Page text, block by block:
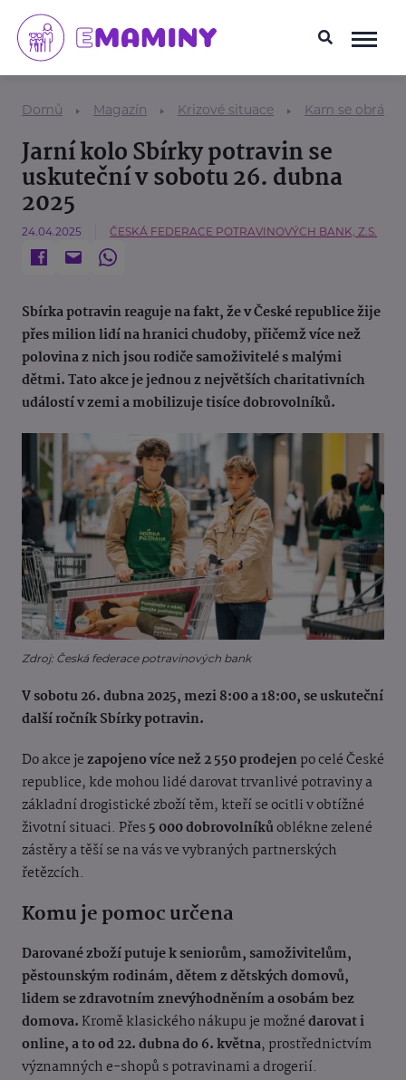
Domů Magazín Krizové situace Kam se obrátit
Jarní kolo Sbírky potravin se
uskuteční v sobotu 26. dubna
2025
24.04.2025 ČESKÁ FEDERACE POTRAVINOVÝCH BANK, Z.S.
Sbírka potravin reaguje na fakt, že v České republice žije
přes milion lidí na hranici chudoby, přičemž více než
polovina z nich jsou rodiče samoživitelé s malými
dětmi. Tato akce je jednou z největších charitativních
událostí v zemi a mobilizuje tisíce dobrovolníků.
Zdroj: Česká federace potravinových bank
V sobotu 26. dubna 2025, mezi 8:00 a 18:00, se uskuteční
další ročník Sbírky potravin.
Do akce jezapojeno více než 2 550 prodejenpo celé České
republice, kde mohou lidé darovat trvanlivé potraviny a
základní drogistické zboží těm, kteří se ocitli v obtížné
životní situaci. Přes5 000 dobrovolníkůoblékne zelené
zástěry a těší se na vás ve vybraných partnerských
řetězcích.
Komu je pomoc určena
Darované zboží putuje k seniorům, samoživitelům,
pěstounským rodinám, dětem z dětských domovů,
lidem se zdravotním znevýhodněním a osobám bez
domova. Kromě klasického nákupu je možnédarovat i
online, a to od 22. dubna do 6. května, prostřednictvím
významných e-shopů s potravinami a drogerií.